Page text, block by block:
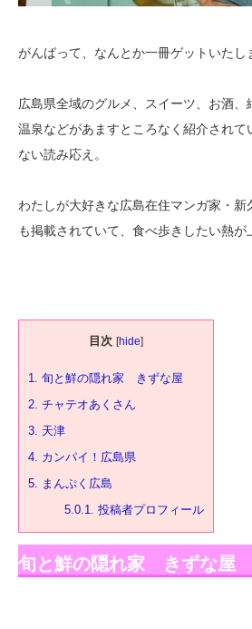
がんばって、なんとか一冊ゲットいたし
広島県全域のグルメ、スイーツ、お酒、
温泉などがあますところなく紹介され
ない読み応え。
わたしが大好きな広島在住マンガ家・
も掲載されていて、食べ歩きしたい熱が
目次 [hide]
1. 旬と鮮の隠れ家 きずな屋
2. チャテオあくさん
3. 天津
4. カンパイ！広島県
5. まんぷく広島
5.0.1. 投稿者プロフィール
旬と鮮の隠れ家 きずな屋